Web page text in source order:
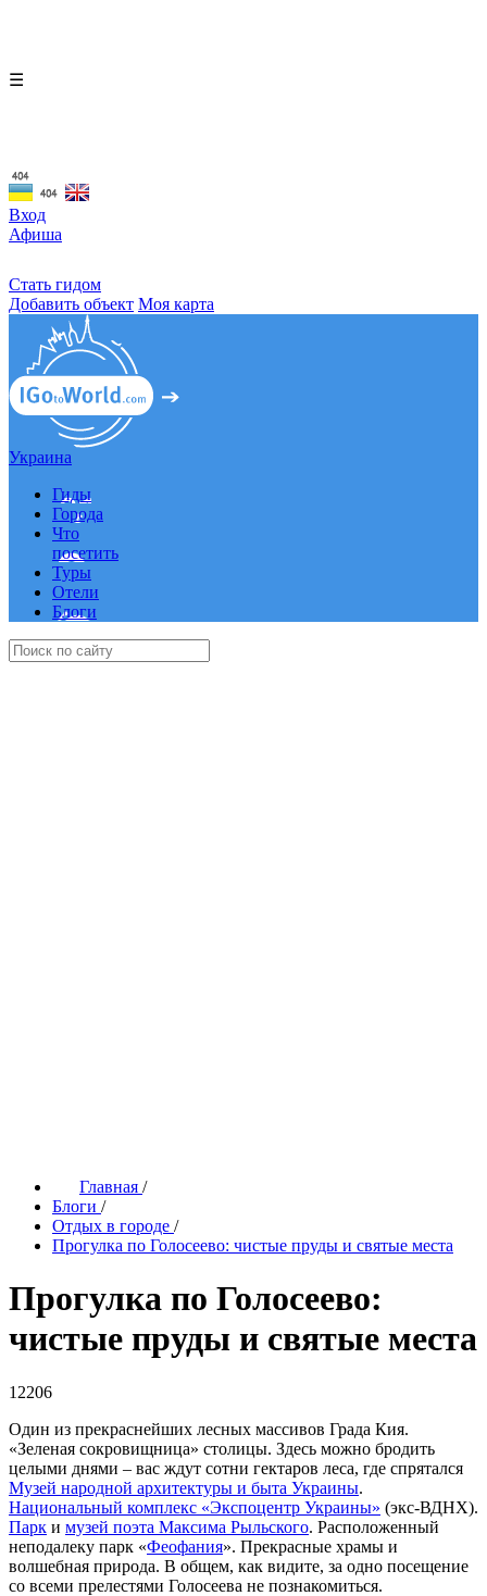
☰
Вход
Афиша
Стать гидом
Добавить объект Моя карта
Украина
Гиды
Города
Что
посетить
Туры
Отели
Блоги
Главная /
Блоги /
Отдых в городе /
Прогулка по Голосеево: чистые пруды и святые места
Прогулка по Голосеево:
чистые пруды и святые места
12206
Один из прекраснейших лесных массивов Града Кия.
«Зеленая сокровищница» столицы. Здесь можно бродить
целыми днями – вас ждут сотни гектаров леса, где спрятался
Музей народной архитектуры и быта Украины.
Национальный комплекс «Экспоцентр Украины» (экс-ВДНХ).
Парк и музей поэта Максима Рыльского. Расположенный
неподалеку парк «Феофания». Прекрасные храмы и
волшебная природа. В общем, как видите, за одно посещение
со всеми прелестями Голосеева не познакомиться.